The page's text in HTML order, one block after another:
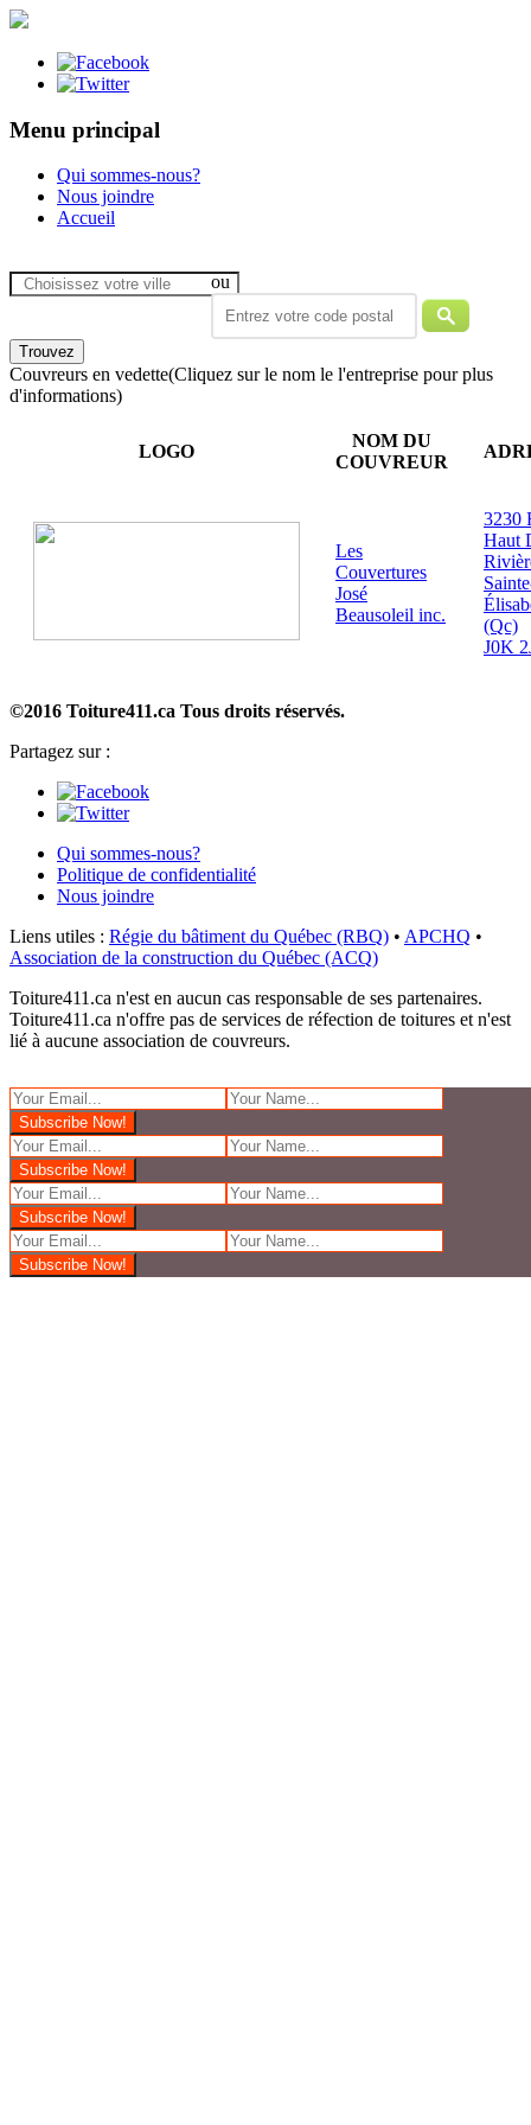
Menu principal
Qui sommes-nous?
Nous joindre
Accueil
ou
Couvreurs en vedette(Cliquez sur le nom le l'entreprise pour plus
d'informations)
LOGO
NOM DU
COUVREUR
Les
Couvertures
José
Beausoleil inc.
3230
Haut
(Qc)
J0K
©2016 Toiture411.ca Tous droits réservés.
Partagez sur :
Qui sommes-nous?
Politique de confidentialité
Nous joindre
Liens utiles : Régie du bâtiment du Québec (RBQ) • APCHQ •
Association de la construction du Québec (ACQ)
Toiture411.ca n'est en aucun cas responsable de ses partenaires.
Toiture411.ca n'offre pas de services de réfection de toitures et n'est
lié à aucune association de couvreurs.